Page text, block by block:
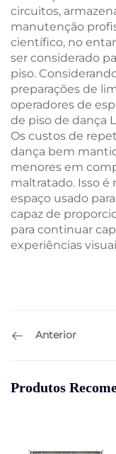
circuitos,
manutenção
científico, no
ser considerado
piso.
preparações de
operadores de
de piso de dança
Os custos de
dança bem
menores em
maltratado. Isso
espaço usado
capaz de
para continuar
experiências
Anterior
Produtos